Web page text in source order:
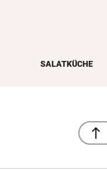
SALATKÜCHE
north